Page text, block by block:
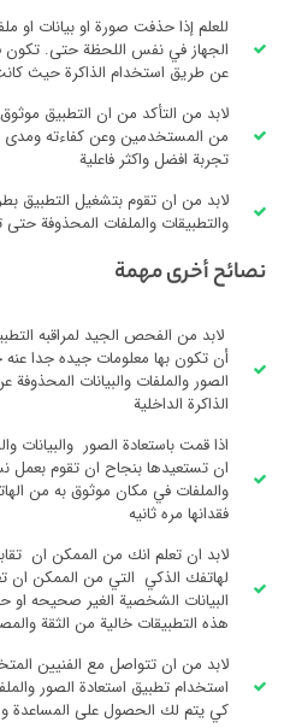
للعلم إذا حذفت صورة او بيانات او
الجهاز في نفس اللحظة حتى. تكون
عن طريق استخدام الذاكرة حيث
لابد من التأكد من ان التطبيق
من المستخدمين وعن كفاءته
تجربة افضل واكثر فاعلية
لابد من ان تقوم بتشغيل التطبيق
والتطبيقات والملفات المحذوفة
نصائح أخرى مهمة
لابد من الفحص الجيد لمراقبه
أن تكون بها معلومات جيده جدا عنه
الصور والملفات والبيانات المحذوفة
الذاكرة الداخلية
اذا قمت باستعادة الصور
ان تستعيدها بنجاح ان تقوم بعمل
والملفات في مكان موثوق به من
فقدانها مره ثانيه
لابد ان تعلم انك من الممكن ان
لهاتفك الذكي التي من الممكن
البيانات الشخصية الغير صحيحه او
هذه التطبيقات خالية من الثقة
لابد من ان تتواصل مع الفنيين
استخدام تطبيق استعادة الصور
كي يتم لك الحصول على المساعدة و